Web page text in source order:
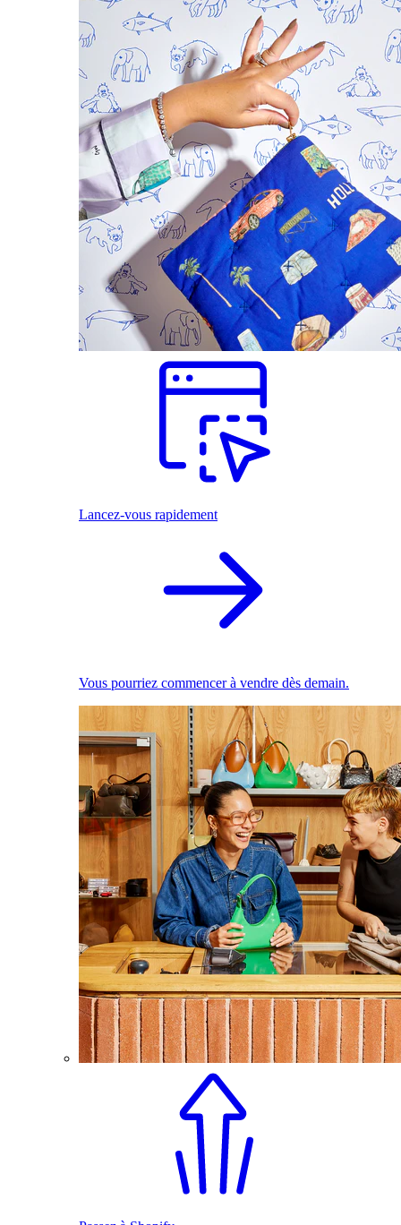
Lancez-vous rapidement
Vous pourriez commencer à vendre dès demain.